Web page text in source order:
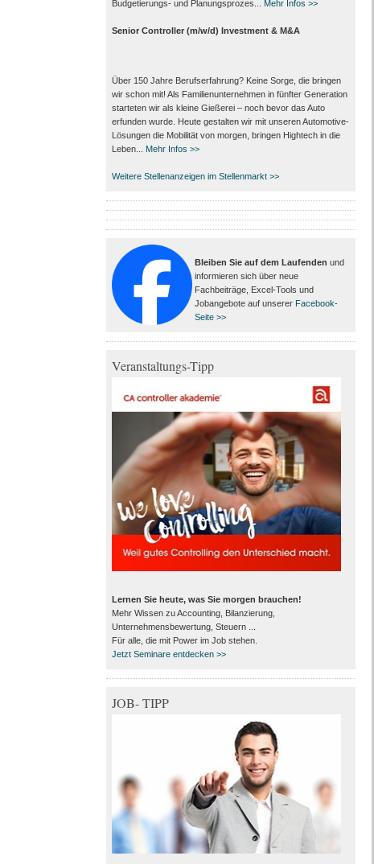
Budgetierungs‑ und Planungsprozes...
Mehr Infos >>
Senior Controller (m/w/d) Investment & M&A
Über 150 Jahre Berufserfahrung? Keine Sorge, die bringen
wir schon mit! Als Familienunternehmen in fünfter Generation
starteten wir als kleine Gießerei – noch bevor das Auto
erfunden wurde. Heute gestalten wir mit unseren Automotive-
Lösungen die Mobilität von morgen, bringen Hightech in die
Leben...
Mehr Infos >>
Weitere Stellenanzeigen im Stellenmarkt >>
Bleiben Sie auf dem Laufenden und
informieren sich über neue
Fachbeiträge, Excel-Tools und
Jobangebote auf unserer Facebook-
Seite >>
Veranstaltungs-Tipp
Lernen Sie heute, was Sie morgen brauchen!
Mehr Wissen zu Accounting, Bilanzierung,
Unternehmensbewertung, Steuern ...
Für alle, die mit Power im Job stehen.
Jetzt Seminare entdecken >>
JOB- TIPP